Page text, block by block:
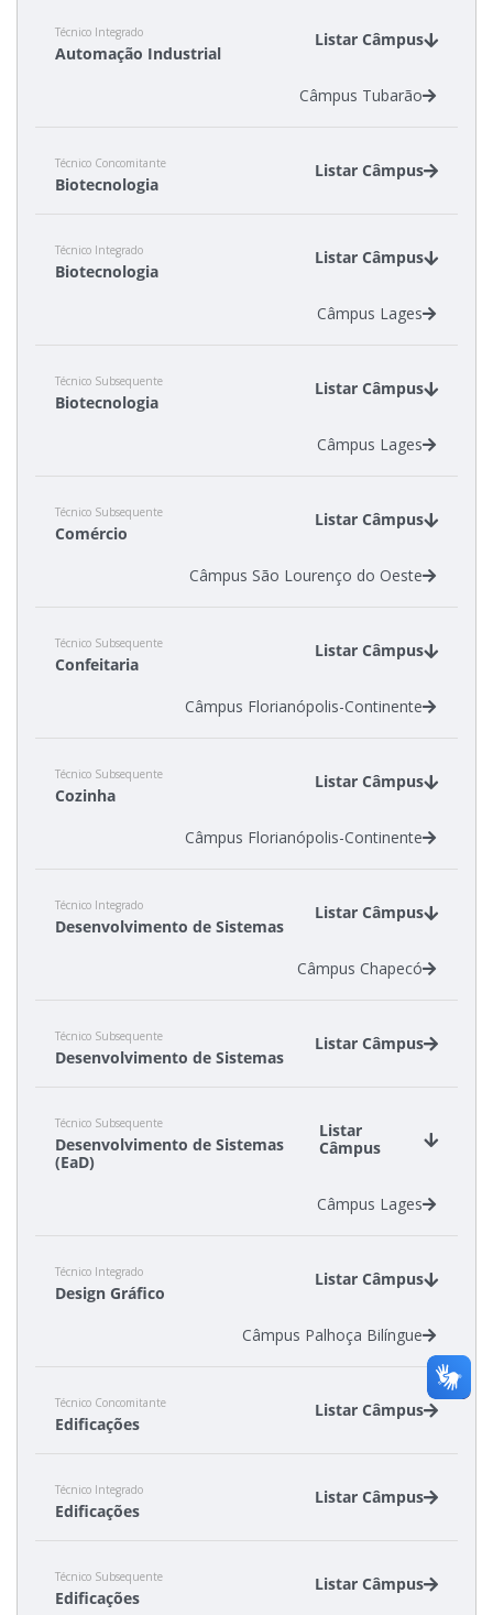
Técnico Integrado
Automação Industrial
Listar Câmpus
Câmpus Tubarão
Técnico Concomitante
Biotecnologia
Listar Câmpus
Câmpus Lages
Técnico Integrado
Biotecnologia
Listar Câmpus
Câmpus Lages
Técnico Subsequente
Biotecnologia
Listar Câmpus
Câmpus Lages
Técnico Subsequente
Comércio
Listar Câmpus
Câmpus São Lourenço do Oeste
Técnico Subsequente
Confeitaria
Listar Câmpus
Câmpus Florianópolis-Continente
Técnico Subsequente
Cozinha
Listar Câmpus
Câmpus Florianópolis-Continente
Técnico Integrado
Desenvolvimento de Sistemas
Listar Câmpus
Câmpus Chapecó
Técnico Subsequente
Desenvolvimento de Sistemas
Listar Câmpus
Câmpus Florianópolis
Câmpus Jaraguá do Sul - Rau
Técnico Subsequente
Desenvolvimento de Sistemas
(EaD)
Listar
Câmpus
Câmpus Lages
Técnico Integrado
Design Gráfico
Listar Câmpus
Câmpus Palhoça Bilíngue
Técnico Concomitante
Edificações
Listar Câmpus
Câmpus São Carlos
Técnico Integrado
Edificações
Listar Câmpus
Câmpus Criciúma
Técnico Subsequente
Edificações
Listar Câmpus